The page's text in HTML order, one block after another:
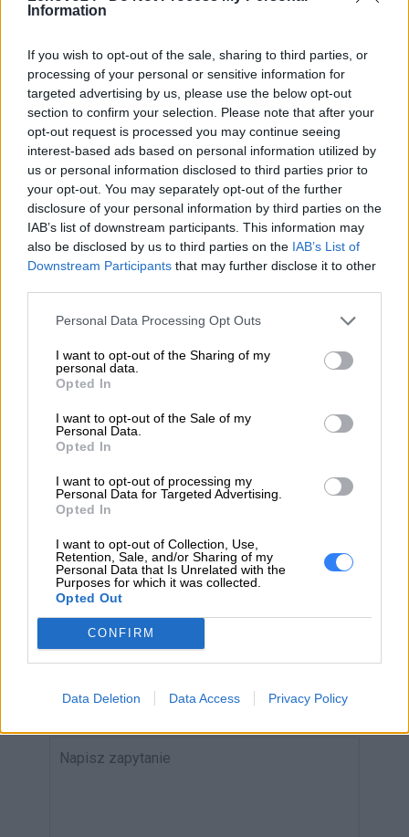
Information
If you wish to opt-out of the sale, sharing to third parties, or
processing of your personal or sensitive information for
targeted advertising by us, please use the below opt-out
section to confirm your selection. Please note that after your
opt-out request is processed you may continue seeing
interest-based ads based on personal information utilized by
us or personal information disclosed to third parties prior to
your opt-out. You may separately opt-out of the further
disclosure of your personal information by third parties on the
IAB’s list of downstream participants. This information may
also be disclosed by us to third parties on the IAB’s List of
Downstream Participants that may further disclose it to other
Personal Data Processing Opt Outs
I want to opt-out of the Sharing of my
personal data.
Opted In
I want to opt-out of the Sale of my
Personal Data.
Opted In
I want to opt-out of processing my
Personal Data for Targeted Advertising.
Opted In
I want to opt-out of Collection, Use,
Retention, Sale, and/or Sharing of my
Personal Data that Is Unrelated with the
Purposes for which it was collected.
Opted Out
CONFIRM
Data Deletion Data Access Privacy Policy
Dane
producenta
18001 Development Drive
Morrisville, NC 27560 USA
Telefon: +1 (855) 253-6686
https://lenovo.com
Podmiot
odpowiedzialny
Lenovo Technology B.V. Sp. z
o.o.
ul. Gottlieba Daimlera 1
02-460 Warszawa
techniczna
https://support.lenovo.com/pl/pl/
ZAPYTAJ O PRODUKT
Zapytanie o "Bateria Lenovo 50Wh FRU02DL010"